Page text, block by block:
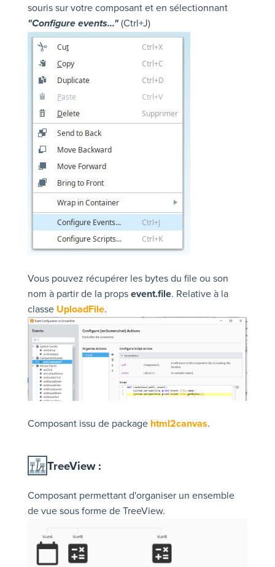
souris sur votre composant et en sélectionnant
"Configure events..."(Ctrl+J)
Vous pouvez récupérer les bytes du file ou son
nom à partir de la propsevent.file. Relative à la
classe UploadFile.
Composant issu de package html2canvas.
TreeView :
Composant permettant d'organiser un ensemble
de vue sous forme de TreeView.